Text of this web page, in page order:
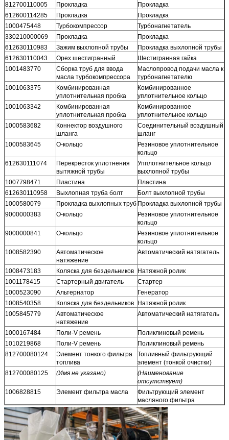
812700110005
Прокладка
Прокладка
612600114285
Прокладка
Прокладка
1000475448
Турбокомпрессор
Турбонагнетатель
330210000069
Прокладка
Прокладка
612630110983
Зажим выхлопной трубы
Прокладка выхлопной трубы
612630110043
Орех шестигранный
Шестигранная гайка
1001483770
Сборка труб для ввода
масла турбокомпрессора
Маслопровод подачи масла к
турбонагнетателю
1001063375
Комбинированная
уплотнительная пробка
Комбинированное
уплотнительное кольцо
1001063342
Комбинированная
уплотнительная пробка
Комбинированное
уплотнительное кольцо
1000583682
Коннектор воздушного
шланга
Соединительный воздушный
шланг
1000583645
О-кольцо
Резиновое уплотнительное
кольцо
612630111074
Перекресток уплотнения
вытяжной трубы
Упплотнительное кольцо
выхлопной трубы
1007798471
Пластина
Пластина
612630110958
Выхлопная труба болт
Болт выхлопной трубы
1000580079
Прокладка выхлопных труб Прокладка выхлопной трубы
9000000383
О-кольцо
Резиновое уплотнительное
кольцо
9000000841
О-кольцо
Резиновое уплотнительное
кольцо
1008582390
Автоматическое
натяжение
Автоматический натягатель
1008473183 Коляска для бездельников Натяжной ролик
1001178415
Стартерный двигатель
Стартер
1000523090
Альтернатор
Генератор
1008540358
Коляска для бездельников Натяжной ролик
1005845779
Автоматическое
натяжение
Автоматический натягатель
1000167484 Поли-V ремень
Поликлиновый ремень
1010219868
Поли-V ремень
Поликлиновый ремень
812700080124
Элемент тонкого фильтра
топлива
Топливный фильтрующий
элемент (тонкой очистки)
812700080125
(Имя не указано)
(Наименование
отсутствует)
1006828815
Элемент фильтра масла
Фильтрующий элемент
масляного фильтра